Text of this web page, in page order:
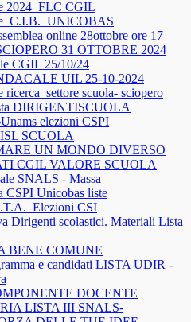
2024_FLC CGIL
online 28ottobre ore 17
31 OTTOBRE 2024
CGIL 25/10/24
UIL 25-10-2024
ricerca_settore scuola- sciopero
DIRIGENTISCUOLA
elezioni CSPI
SCUOLA
UN MONDO DIVERSO
CGIL VALORE SCUOLA
SNALS - Massa
Unicobas liste
CSI
Dirigenti scolastici. Materiali Lista
BENE COMUNE
e candidati LISTA UDIR -
DOCENTE
LISTA III SNALS-